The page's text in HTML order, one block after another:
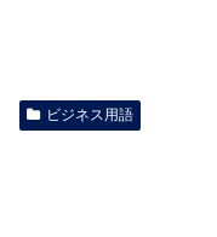
ビジネス用語